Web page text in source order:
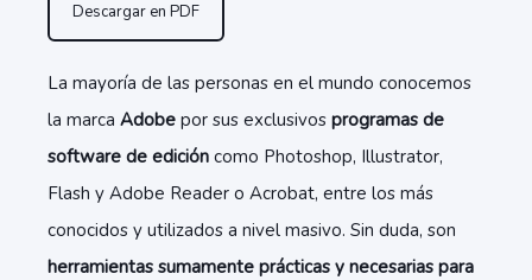
Descargar en PDF
La mayoría de las personas en el mundo conocemos
la marca Adobe por sus exclusivos programas de
software de edición como Photoshop, Illustrator,
Flash y Adobe Reader o Acrobat, entre los más
conocidos y utilizados a nivel masivo. Sin duda, son
herramientas sumamente prácticas y necesarias para